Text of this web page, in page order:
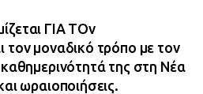
ΓΙΑ ΤΟν
τον μοναδικό τρόπο με τον
καθημερινότητά της στη Νέα
ωραιοποιήσεις.